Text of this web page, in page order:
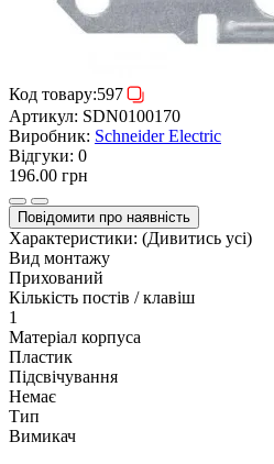
Код товару:597
Артикул: SDN0100170
Виробник: Schneider Electric
Відгуки: 0
196.00 грн
Повідомити про наявність
Характеристики: (Дивитись усі)
Вид монтажу
Прихований
Кількість постів / клавіш
1
Матеріал корпуса
Пластик
Підсвічування
Немає
Тип
Вимикач